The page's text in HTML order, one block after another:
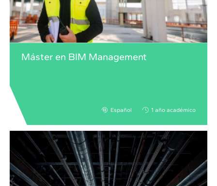
Máster en BIM Management
Español 1 año académico